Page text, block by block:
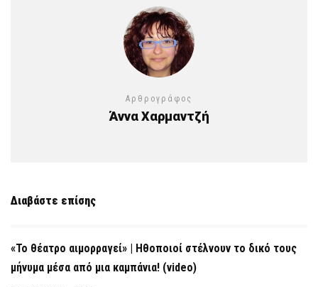
Αρθρογράφος
Άννα Χαρμαντζή
Διαβάστε επίσης
«Το θέατρο αιμορραγεί» | Ηθοποιοί στέλνουν το δικό τους
μήνυμα μέσα από μια καμπάνια! (video)